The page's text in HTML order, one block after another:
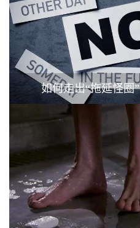
如何走出“拖延怪圈”